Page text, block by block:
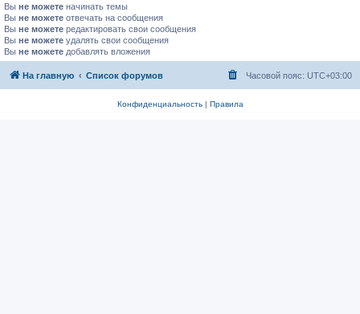
Вы не можете начинать темы
Вы не можете отвечать на сообщения
Вы не можете редактировать свои сообщения
Вы не можете удалять свои сообщения
Вы не можете добавлять вложения
На главную Список форумов Часовой пояс: UTC+03:00
Конфиденциальность| Правила